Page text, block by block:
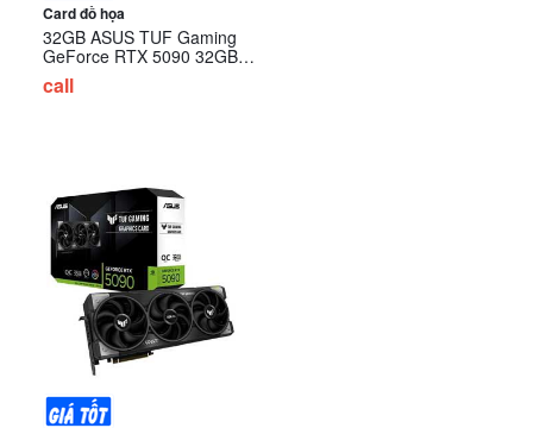
Card đồ họa
32GB ASUS TUF Gaming
GeForce RTX 5090 32GB
GDDR7 OC Edition (TUF-
RTX5090-O32G-GAMING)
call